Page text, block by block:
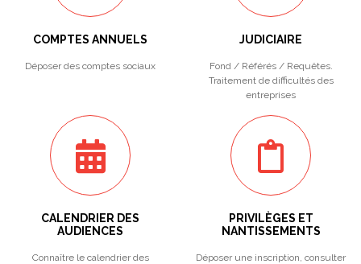
COMPTES ANNUELS
Déposer des comptes sociaux
JUDICIAIRE
Fond / Référés / Requêtes.
Traitement de difficultés des
entreprises
CALENDRIER DES
AUDIENCES
Connaître le calendrier des
PRIVILÈGES ET
NANTISSEMENTS
Déposer une inscription, consulter